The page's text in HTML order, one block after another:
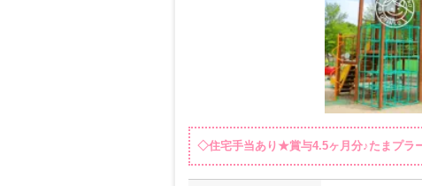
◇住宅手当あり★賞与4.5ヶ月分♪たまプラ